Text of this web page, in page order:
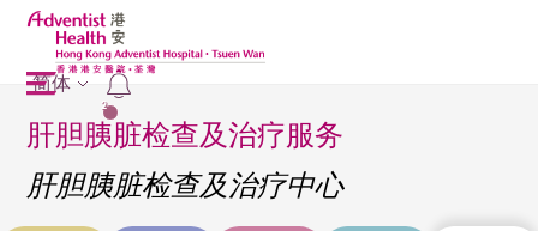
2
简体
肝胆胰脏检查及治疗服务
肝胆胰脏检查及治疗中心